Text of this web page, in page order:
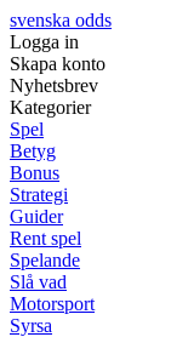
svenska odds
Logga in
Skapa konto
Nyhetsbrev
Kategorier
Spel
Betyg
Bonus
Strategi
Guider
Rent spel
Spelande
Slå vad
Motorsport
Syrsa